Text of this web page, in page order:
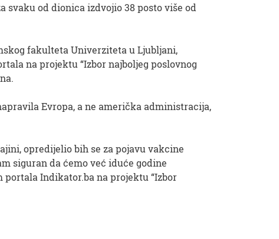
svaku od dionica izdvojio 38 posto više od
fakulteta Univerziteta u Ljubljani,
na projektu “Izbor najboljeg poslovnog
Evropa, a ne američka administracija,
opredijelio bih se za pojavu vakcine
siguran da ćemo već iduće godine
Indikator.ba na projektu “Izbor